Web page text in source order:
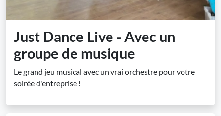
Just Dance Live - Avec un
groupe de musique
Le grand jeu musical avec un vrai orchestre pour votre
soirée d'entreprise !